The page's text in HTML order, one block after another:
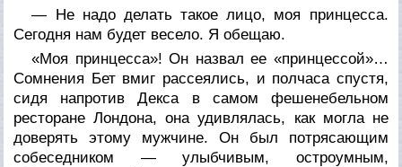
— Не надо делать такое лицо, моя принцесса.
Сегодня нам будет весело. Я обещаю.
«Моя принцесса»! Он назвал ее «принцессой»…
Сомнения Бет вмиг рассеялись, и полчаса спустя,
сидя напротив Декса в самом фешенебельном
ресторане Лондона, она удивлялась, как могла не
доверять этому мужчине. Он был потрясающим
собеседником — улыбчивым, остроумным,